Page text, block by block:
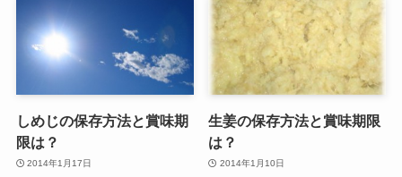
しめじの保存方法と賞味期
限は？
2014年1月17日
生姜の保存方法と賞味期限
は？
2014年1月10日